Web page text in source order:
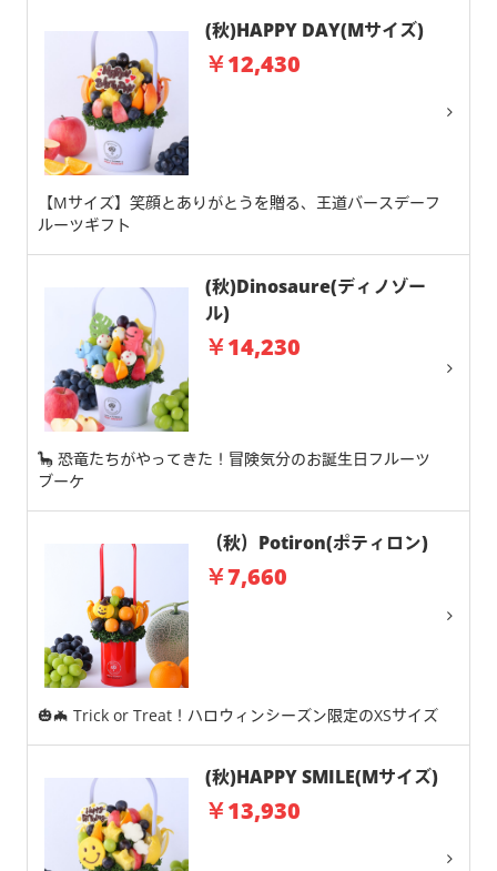
(秋)HAPPY DAY(Mサイズ)
￥12,430
【Mサイズ】笑顔とありがとうを贈る、王道バースデーフ
ルーツギフト
(秋)Dinosaure(ディノゾー
ル)
￥14,230
🦕 恐竜たちがやってきた！冒険気分のお誕生日フルーツ
ブーケ
（秋）Potiron(ポティロン)
￥7,660
🎃🦇 Trick or Treat！ハロウィンシーズン限定のXSサイズ
(秋)HAPPY SMILE(Mサイズ)
￥13,930